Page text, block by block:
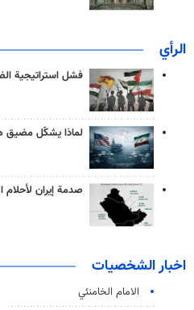
الرأي
فشل استراتيجية
لماذا يشكّل مضيق
صدمة إيران لأحلام
اخبار الشخصيات
الامام الخامنئي